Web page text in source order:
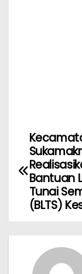
Bantuan
Tunai
(BLTS)